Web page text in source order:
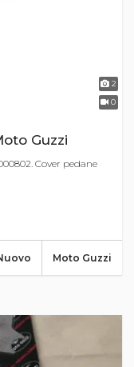
2
0
Guzzi
Cover pedane
Moto Guzzi